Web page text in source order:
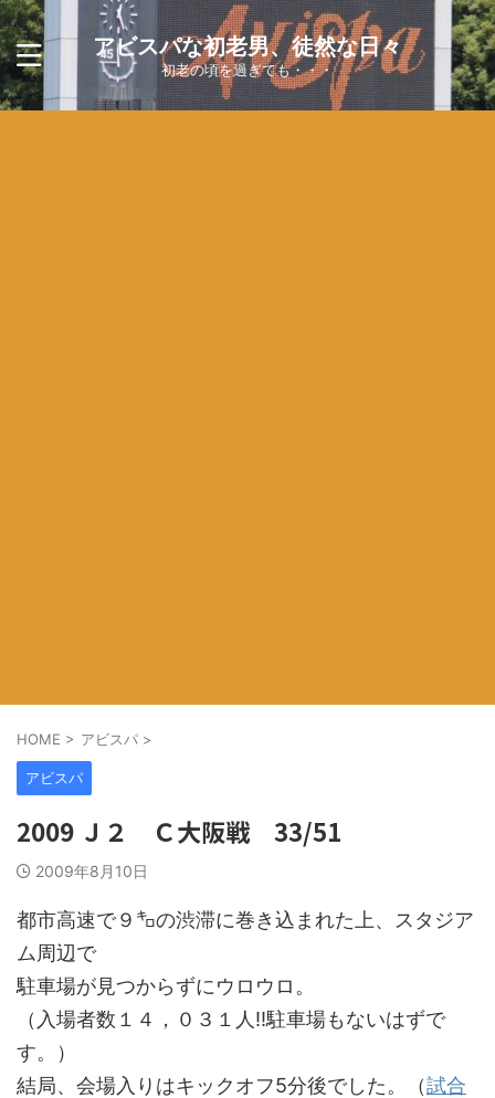
アビスパな初老男、徒然な日々
初老の頃を過ぎても・・・
HOME > アビスパ >
アビスパ
2009 Ｊ２ Ｃ大阪戦 33/51
2009年8月10日
都市高速で９㌔の渋滞に巻き込まれた上、スタジア
ム周辺で
駐車場が見つからずにウロウロ。
（入場者数１４，０３１人!!駐車場もないはずで
す。）
結局、会場入りはキックオフ5分後でした。（試合